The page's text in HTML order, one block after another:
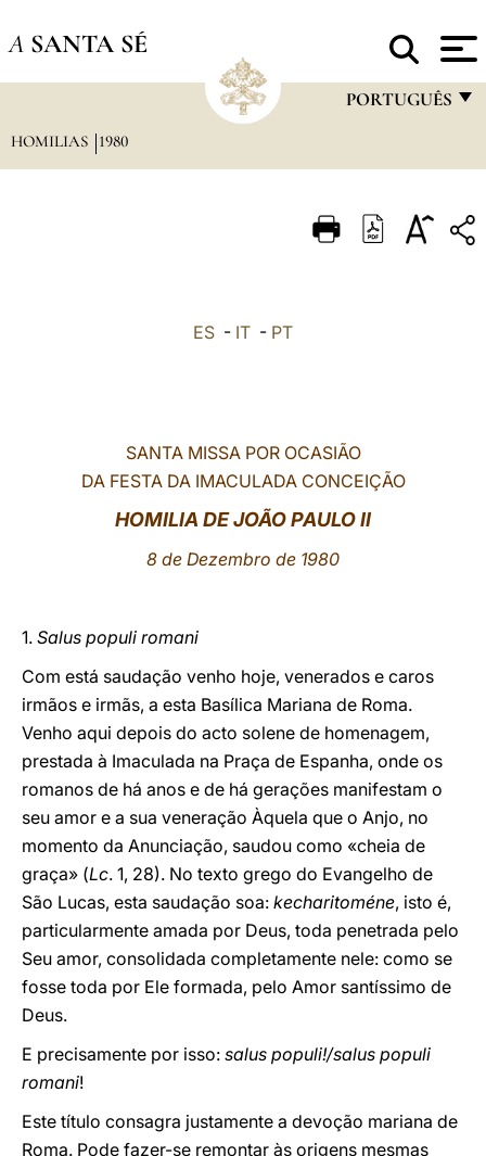
A SANTA SÉ
PORTUGUÊS
ITALIANO
العربيّة
中文
LATINE
HOMILIAS 1980
ES - IT - PT
SANTA MISSA POR OCASIÃO
DA FESTA DA IMACULADA CONCEIÇÃO
HOMILIA DE JOÃO PAULO II
8 de Dezembro de 1980
1. Salus populi romani
Com está saudação venho hoje, venerados e caros
irmãos e irmãs, a esta Basílica Mariana de Roma.
Venho aqui depois do acto solene de homenagem,
prestada à Imaculada na Praça de Espanha, onde os
romanos de há anos e de há gerações manifestam o
seu amor e a sua veneração Àquela que o Anjo, no
momento da Anunciação, saudou como «cheia de
graça» (Lc. 1, 28). No texto grego do Evangelho de
São Lucas, esta saudação soa: kecharitoméne, isto é,
particularmente amada por Deus, toda penetrada pelo
Seu amor, consolidada completamente nele: como se
fosse toda por Ele formada, pelo Amor santíssimo de
Deus.
E precisamente por isso: salus populi!/salus populi
romani!
Este título consagra justamente a devoção mariana de
Roma. Pode fazer-se remontar às origens mesmas